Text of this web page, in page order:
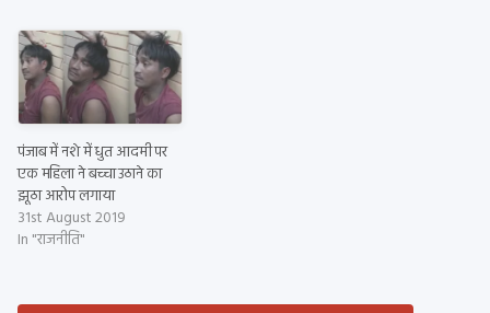
पंजाब में नशे में धुत आदमी पर
एक महिला ने बच्चा उठाने का
झूठा आरोप लगाया
31st August 2019
In "राजनीति"